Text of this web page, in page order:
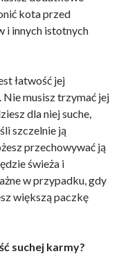
kota przed
i innych istotnych
łatwość jej
musisz trzymać jej
dla niej suche,
szczelnie ją
przechowywać ją
świeża i
w przypadku, gdy
większą paczkę
suchej karmy?